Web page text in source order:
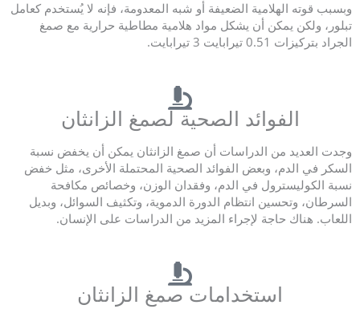
وبسبب قوته الهلامية الضعيفة أو شبه المعدومة، فإنه لا يُستخدم كعامل
تبلور، ولكن يمكن أن يشكل مواد هلامية مطاطية حرارية مع صمغ
الجراد بتركيزات 0.51 تيرابايت 3 تيرابايت.
الفوائد الصحية لصمغ الزانثان
وجدت العديد من الدراسات أن صمغ الزانثان يمكن أن يخفض نسبة
السكر في الدم، وبعض الفوائد الصحية المحتملة الأخرى، مثل خفض
نسبة الكوليسترول في الدم، وفقدان الوزن، وخصائص مكافحة
السرطان، وتحسين انتظام الدورة الدموية، وتكثيف السوائل، وبديل
اللعاب. هناك حاجة لإجراء المزيد من الدراسات على الإنسان.
استخدامات صمغ الزانثان